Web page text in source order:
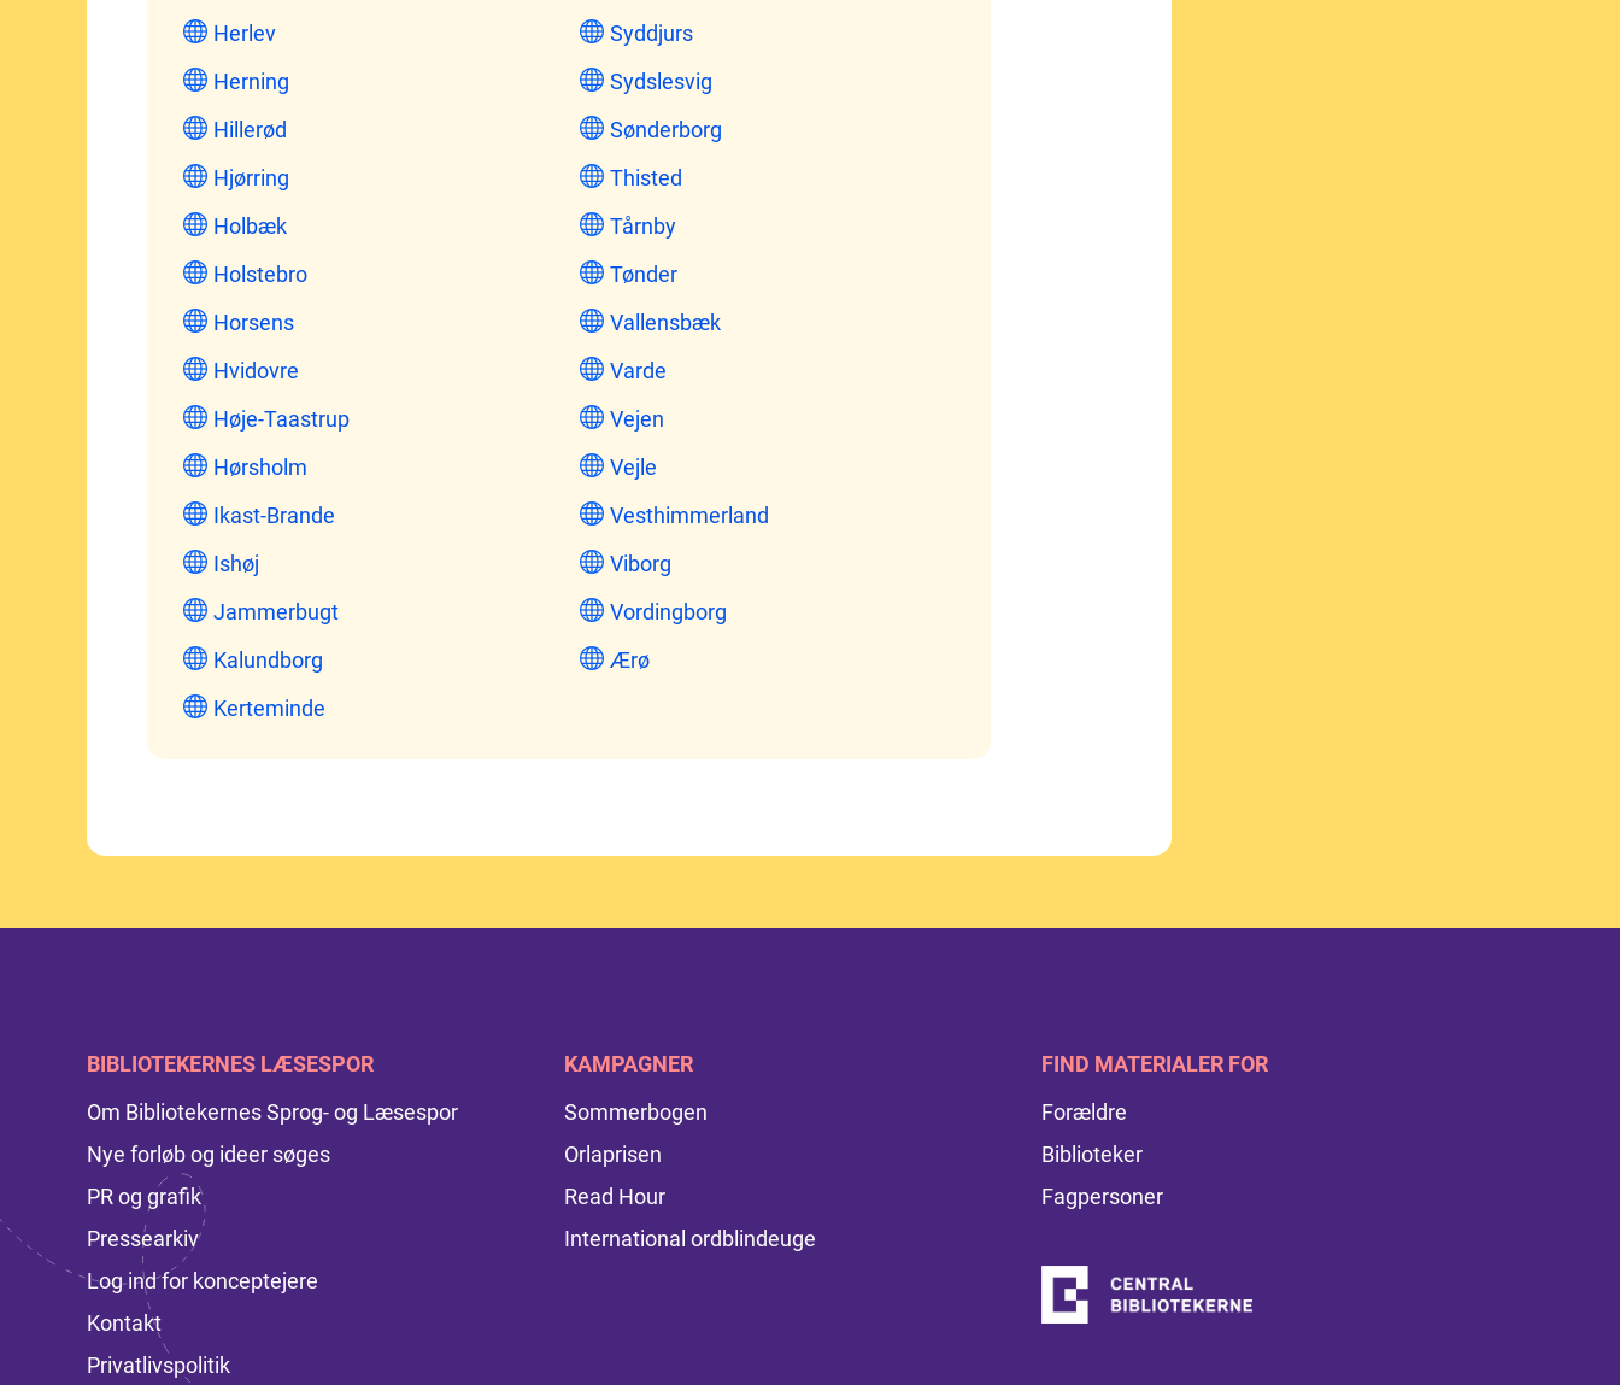
Herlev
Herning
Hillerød
Hjørring
Holbæk
Holstebro
Horsens
Hvidovre
Høje-Taastrup
Hørsholm
Ikast-Brande
Ishøj
Jammerbugt
Kalundborg
Kerteminde
Syddjurs
Sydslesvig
Sønderborg
Thisted
Tårnby
Tønder
Vallensbæk
Varde
Vejen
Vejle
Vesthimmerland
Viborg
Vordingborg
Ærø
BIBLIOTEKERNES LÆSESPOR
Om Bibliotekernes Sprog- og Læsespor
Nye forløb og ideer søges
PR og grafik
Pressearkiv
Log ind for konceptejere
Kontakt
Privatlivspolitik
KAMPAGNER
Sommerbogen
Orlaprisen
Read Hour
International ordblindeuge
FIND MATERIALER FOR
Forældre
Biblioteker
Fagpersoner